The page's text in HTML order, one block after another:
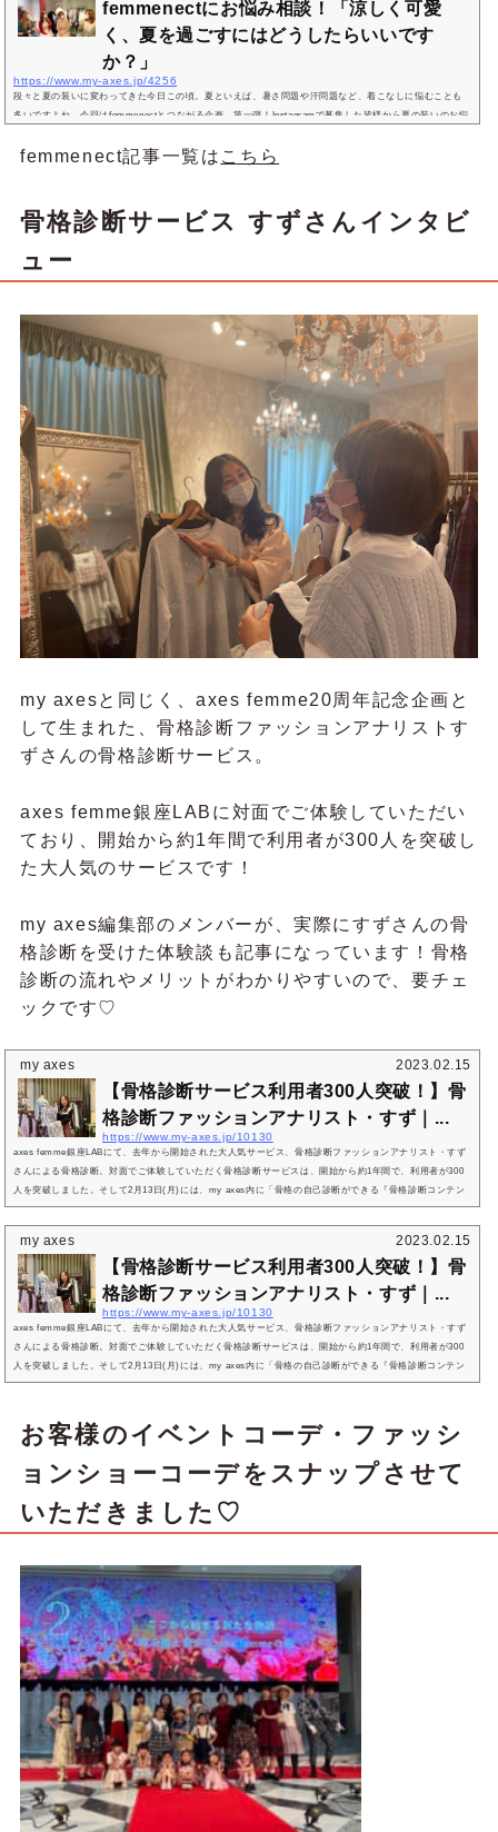
femmenectにお悩み相談！「涼しく可愛
く、夏を過ごすにはどうしたらいいです
か？」
https://www.my-axes.jp/4256
段々と夏の装いに変わってきた今日この頃。夏といえば、暑さ問題や汗問題など、着こなしに悩むことも
多いですよね。今回はfemmenectとつながる企画、第一弾！Instagramで募集した皆様から夏の装いのお悩
こなすためには、どんなアイテムを選んだらいい？レースなど透け感ある素材を選んで♫kana｜例えば二の
femmenect記事一覧は こちら
骨格診断サービス すずさんインタビ
ュー
my axesと同じく、axes femme20周年記念企画と
して生まれた、骨格診断ファッションアナリストす
ずさんの骨格診断サービス。
axes femme銀座LABに対面でご体験していただい
ており、開始から約1年間で利用者が300人を突破し
た大人気のサービスです！
my axes編集部のメンバーが、実際にすずさんの骨
格診断を受けた体験談も記事になっています！骨格
診断の流れやメリットがわかりやすいので、要チェ
ックです♡
my axes 2023.02.15
​​【骨格診断サービス利用者300人突破！】骨
格診断ファッションアナリスト・すず｜...
https://www.my-axes.jp/10130
axes femme銀座LABにて、去年から開始された大人気サービス、骨格診断ファッションアナリスト・すず
さんによる骨格診断。対面でご体験していただく骨格診断サービスは、開始から約1年間で、利用者が300
人を突破しました。そして2月13日(月)には、my axes内に「骨格の自己診断ができる『骨格診断コンテン
ツ』」が新しくオープン！今回はすずさんに、自己診断とプロによる診断の使い分け方、『骨格診断 × axe
s femme』が目指す理想など、「『自己診断』と、『すず診断』のトリセツ」についてたっぷりと伺いま
した♡ ＜Pr...
my axes 2023.02.15
​​【骨格診断サービス利用者300人突破！】骨
格診断ファッションアナリスト・すず｜...
https://www.my-axes.jp/10130
axes femme銀座LABにて、去年から開始された大人気サービス、骨格診断ファッションアナリスト・すず
さんによる骨格診断。対面でご体験していただく骨格診断サービスは、開始から約1年間で、利用者が300
人を突破しました。そして2月13日(月)には、my axes内に「骨格の自己診断ができる『骨格診断コンテン
ツ』」が新しくオープン！今回はすずさんに、自己診断とプロによる診断の使い分け方、『骨格診断 × axe
した♡ ＜Pr...
お客様のイベントコーデ・ファッシ
ョンショーコーデをスナップさせて
いただきました♡